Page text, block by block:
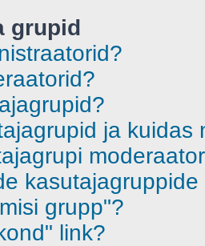
grupid
ja kuidas
grupp"?
link?